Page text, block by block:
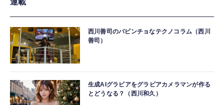
西川善司のバビンチョなテクノコラム（西川
善司）
生成AIグラビアをグラビアカメラマンが作る
とどうなる？（西川和久）